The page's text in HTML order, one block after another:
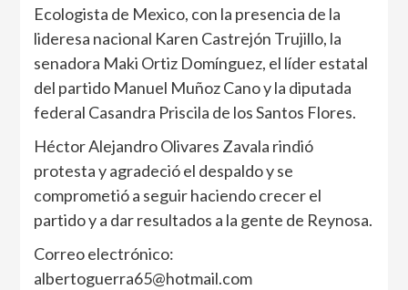
Ecologista de Mexico, con la presencia de la
lideresa nacional Karen Castrejón Trujillo, la
senadora Maki Ortiz Domínguez, el líder estatal
del partido Manuel Muñoz Cano y la diputada
federal Casandra Priscila de los Santos Flores.
Héctor Alejandro Olivares Zavala rindió
protesta y agradeció el despaldo y se
comprometió a seguir haciendo crecer el
partido y a dar resultados a la gente de Reynosa.
Correo electrónico:
albertoguerra65@hotmail.com